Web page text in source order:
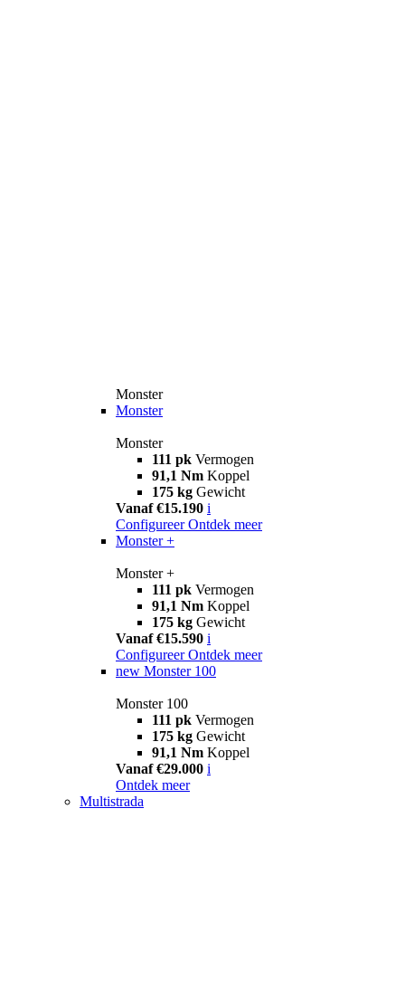
Monster
Monster
Monster
111 pk Vermogen
91,1 Nm Koppel
175 kg Gewicht
Vanaf €15.190 i
Configureer Ontdek meer
Monster +
Monster +
111 pk Vermogen
91,1 Nm Koppel
175 kg Gewicht
Vanaf €15.590 i
Configureer Ontdek meer
new Monster 100
Monster 100
111 pk Vermogen
175 kg Gewicht
91,1 Nm Koppel
Vanaf €29.000 i
Ontdek meer
Multistrada